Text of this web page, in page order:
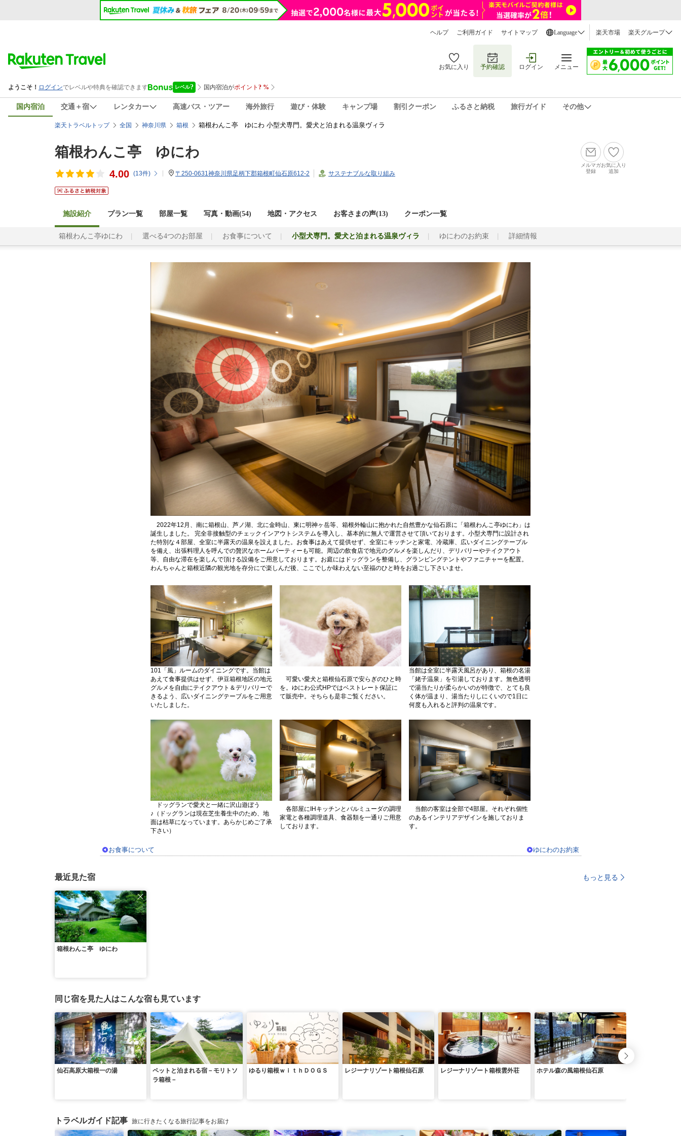
ヘルプ ご利用ガイド サイトマップ Language 楽天市場 楽天グループ
お気に入り 予約確認 ログイン メニュー
国内宿泊 交通＋宿 レンタカー 高速バス・ツアー 海外旅行 遊び・体験 キャンプ場 割引クーポン ふるさと納税 旅行ガイド その他
楽天トラベルトップ 全国 神奈川県 箱根 箱根わんこ亭 ゆにわ 小型犬専門。愛犬と泊まれる温泉ヴィラ
箱根わんこ亭 ゆにわ
4.00 (13件) 〒250-0631神奈川県足柄下郡箱根町仙石原612-2 サステナブルな取り組み
メルマガ
登録
お気に入り
追加
施設紹介 プラン一覧 部屋一覧 写真・動画(54) 地図・アクセス お客さまの声(13) クーポン一覧
箱根わんこ亭ゆにわ 選べる4つのお部屋 お食事について 小型犬専門。愛犬と泊まれる温泉ヴィラ ゆにわのお約束 詳細情報
2022年12月、南に箱根山、芦ノ湖、北に金時山、東に明神ヶ岳等、箱根外輪山に抱かれた自然豊かな仙石原に「箱根わんこ亭ゆにわ」は
誕生しました。 完全非接触型のチェックインアウトシステムを導入し、基本的に無人で運営させて頂いております。小型犬専門に設計され
た特別な４部屋、全室に半露天の温泉を設えました。お食事はあえて提供せず、全室にキッチンと家電、冷蔵庫、広いダイニングテーブル
を備え、出張料理人を呼んでの贅沢なホームパーティーも可能。周辺の飲食店で地元のグルメを楽しんだり、デリバリーやテイクアウト
等、自由な滞在を楽しんで頂ける設備をご用意しております。お庭にはドッグランを整備し、グランピングテントやファニチャーを配置。
わんちゃんと箱根近隣の観光地を存分にで楽しんだ後、ここでしか味わえない至福のひと時をお過ごし下さいませ。
101「風」ルームのダイニングです。当館は
あえて食事提供はせず、伊豆箱根地区の地元
グルメを自由にテイクアウト＆デリバリーで
きるよう、広いダイニングテーブルをご用意
いたしました。
可愛い愛犬と箱根仙石原で安らぎのひと時
を。ゆにわ公式HPではベストレート保証に
て販売中。そちらも是非ご覧ください。
当館は全室に半露天風呂があり、箱根の名湯
「姥子温泉」を引湯しております。無色透明
で湯当たりが柔らかいのが特徴で、とても良
く体が温まり、湯当たりしにくいので1日に
何度も入れると評判の温泉です。
ドッグランで愛犬と一緒に沢山遊ぼう
♪（ドッグランは現在芝生養生中のため、地
面は枯草になっています。あらかじめご了承
下さい）
各部屋にIHキッチンとバルミューダの調理
家電と各種調理道具、食器類を一通りご用意
しております。
当館の客室は全部で4部屋。それぞれ個性
のあるインテリアデザインを施しておりま
す。
お食事について ゆにわのお約束
最近見た宿 もっと見る
箱根わんこ亭 ゆにわ
同じ宿を見た人はこんな宿も見ています
仙石高原大箱根一の湯
ペットと泊まれる宿－モリトソ
ラ箱根－
ゆるり箱根ｗｉｔｈＤＯＧＳ レジーナリゾート箱根仙石原 レジーナリゾート箱根雲外荘 ホテル森の風箱根仙石原
トラベルガイド記事 旅に行きたくなる旅行記事をお届け